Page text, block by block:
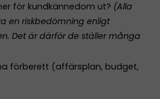
för kundkännedom ut? (Alla
en riskbedömning enligt
Det är därför de ställer många
förberett (affärsplan, budget,